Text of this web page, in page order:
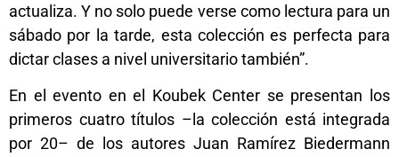
actualiza. Y no solo puede verse como lectura para un
sábado por la tarde, esta colección es perfecta para
dictar clases a nivel universitario también”.
En el evento en el Koubek Center se presentan los
primeros cuatro títulos –la colección está integrada
por 20– de los autores Juan Ramírez Biedermann